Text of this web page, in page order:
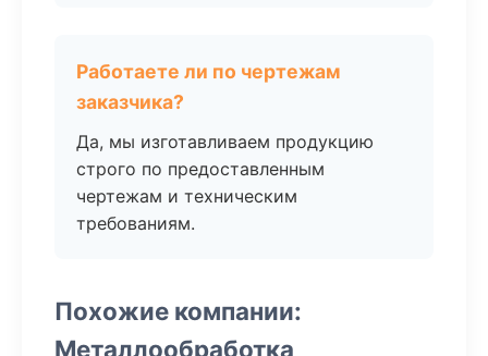
Работаете ли по чертежам
заказчика?
Да, мы изготавливаем продукцию
строго по предоставленным
чертежам и техническим
требованиям.
Похожие компании:
Металлообработка